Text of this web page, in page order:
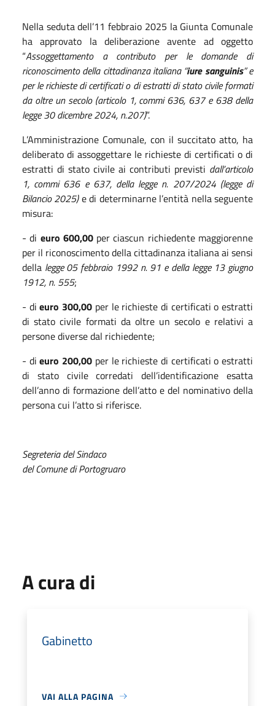
Nella seduta dell’11 febbraio 2025 la Giunta Comunale
ha approvato la deliberazione avente ad oggetto
“Assoggettamento a contributo per le domande di
riconoscimento della cittadinanza italiana “iure sanguinis” e
per le richieste di certificati o di estratti di stato civile formati
da oltre un secolo (articolo 1, commi 636, 637 e 638 della
legge 30 dicembre 2024, n.207)”.
L’Amministrazione Comunale, con il succitato atto, ha
deliberato di assoggettare le richieste di certificati o di
estratti di stato civile ai contributi previsti dall’articolo
1, commi 636 e 637, della legge n. 207/2024 (legge di
Bilancio 2025)e di determinarne l’entità nella seguente
misura:
- di euro 600,00per ciascun richiedente maggiorenne
per il riconoscimento della cittadinanza italiana ai sensi
della legge 05 febbraio 1992 n. 91 e della legge 13 giugno
1912, n. 555;
- dieuro 300,00 per le richieste di certificati o estratti
di stato civile formati da oltre un secolo e relativi a
persone diverse dal richiedente;
- dieuro 200,00 per le richieste di certificati o estratti
di stato civile corredati dell’identificazione esatta
dell’anno di formazione dell’atto e del nominativo della
persona cui l’atto si riferisce.
Segreteria del Sindaco
del Comune di Portogruaro
A cura di
Gabinetto
VAI ALLA PAGINA